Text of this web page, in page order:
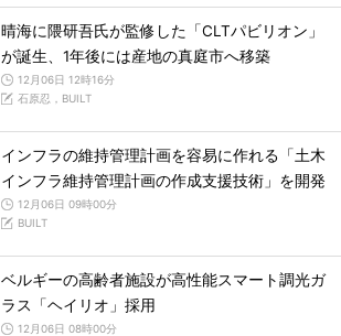
晴海に隈研吾氏が監修した「CLTパビリオン」
が誕生、1年後には産地の真庭市へ移築
12月06日 12時16分
石原忍，BUILT
インフラの維持管理計画を容易に作れる「土木
インフラ維持管理計画の作成支援技術」を開発
12月06日 09時00分
BUILT
ベルギーの高齢者施設が高性能スマート調光ガ
ラス「ヘイリオ」採用
12月06日 08時00分